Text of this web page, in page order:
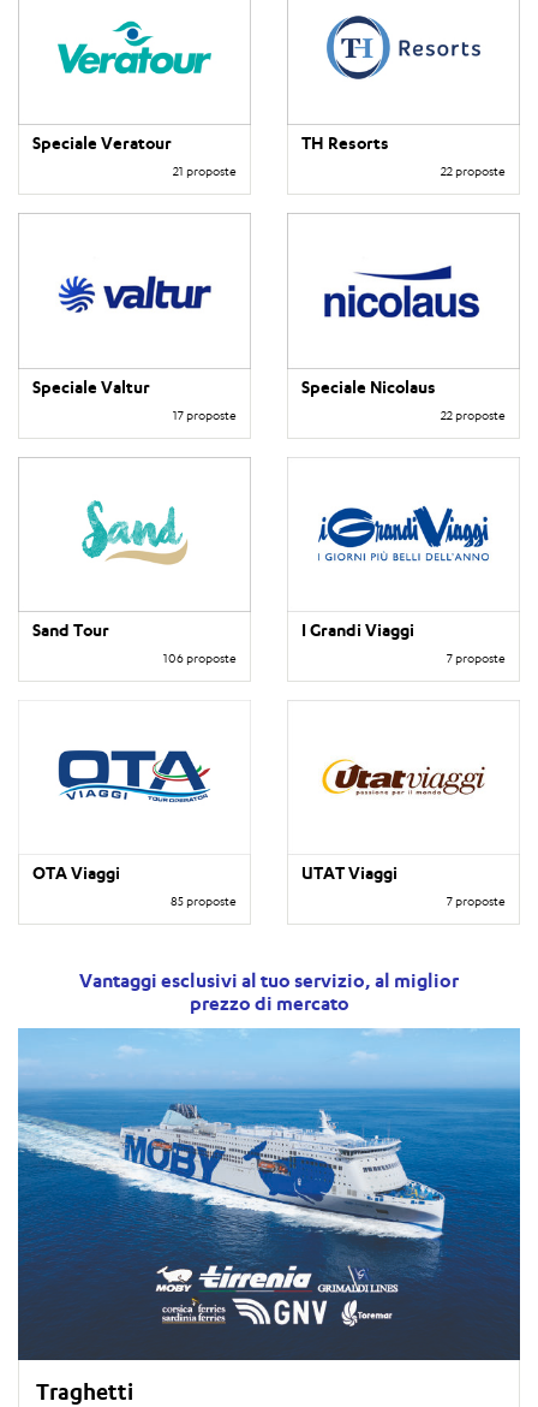
Speciale Veratour
21 proposte
TH Resorts
22 proposte
Speciale Valtur
17 proposte
Speciale Nicolaus
22 proposte
Sand Tour
106 proposte
I Grandi Viaggi
7 proposte
OTA Viaggi
85 proposte
UTAT Viaggi
7 proposte
Vantaggi esclusivi al tuo servizio, al miglior
prezzo di mercato
Traghetti